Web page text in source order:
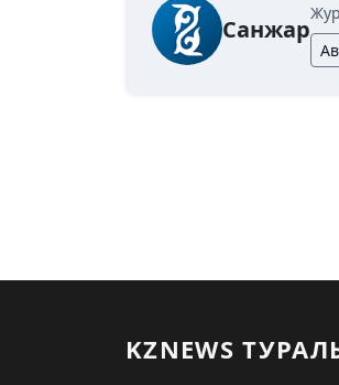
Санжар
KZNEWS